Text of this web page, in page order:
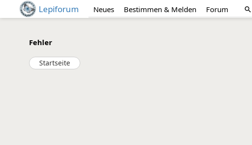
Lepiforum Neues Bestimmen & Melden Forum search
Fehler
Startseite